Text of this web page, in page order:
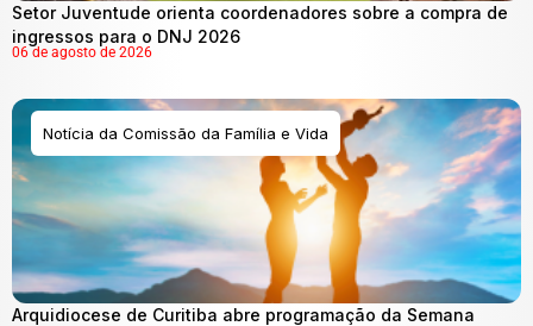
Setor Juventude orienta coordenadores sobre a compra de
ingressos para o DNJ 2026
06 de agosto de 2026
Notícia da Comissão da Família e Vida
Arquidiocese de Curitiba abre programação da Semana